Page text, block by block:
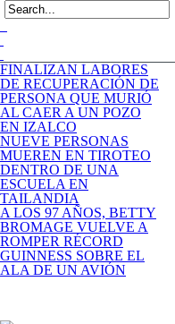
FINALIZAN LABORES
DE RECUPERACIÓN DE
PERSONA QUE MURIÓ
AL CAER A UN POZO
EN IZALCO
NUEVE PERSONAS
MUEREN EN TIROTEO
DENTRO DE UNA
ESCUELA EN
TAILANDIA
A LOS 97 AÑOS, BETTY
BROMAGE VUELVE A
ROMPER RÉCORD
GUINNESS SOBRE EL
ALA DE UN AVIÓN